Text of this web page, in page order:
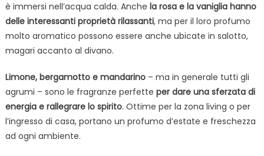
è immersi nell’acqua calda. Anche la rosa e la vaniglia hanno
delle interessanti proprietà rilassanti, ma per il loro profumo
molto aromatico possono essere anche ubicate in salotto,
magari accanto al divano.
Limone, bergamotto e mandarino – ma in generale tutti gli
agrumi – sono le fragranze perfette per dare una sferzata di
energia e rallegrare lo spirito. Ottime per la zona living o per
l’ingresso di casa, portano un profumo d’estate e freschezza
ad ogni ambiente.